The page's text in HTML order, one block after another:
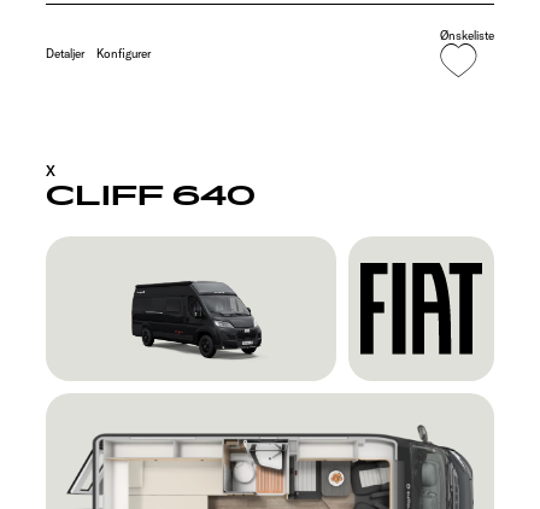
Detaljer Konfigurer
Ønskeliste
CLIFF 640
X